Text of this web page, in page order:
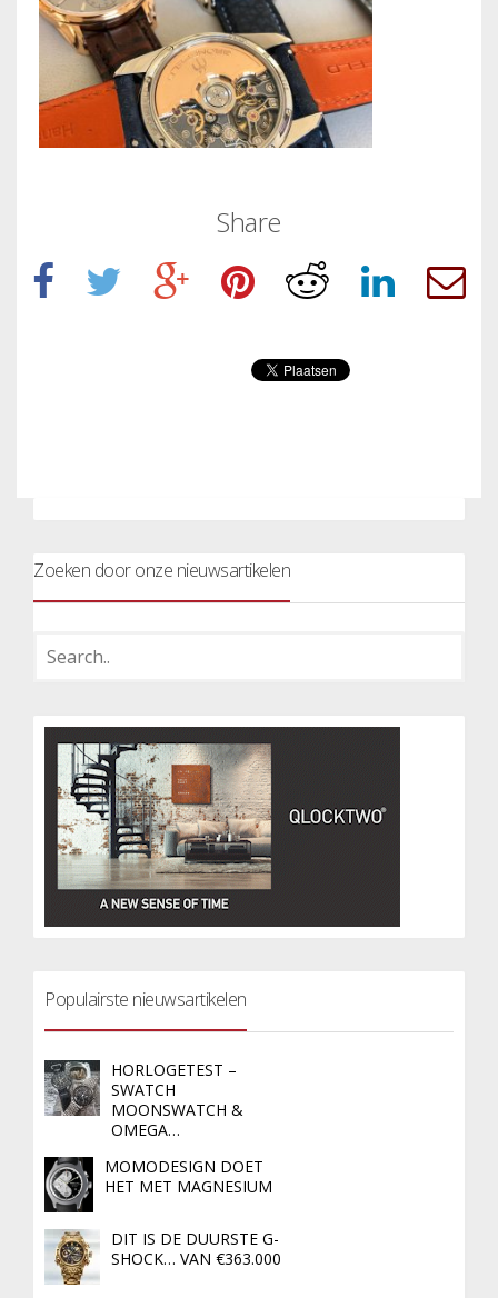
Share
Zoeken door onze nieuwsartikelen
Populairste nieuwsartikelen
HORLOGETEST –
SWATCH
MOONSWATCH &
OMEGA…
MOMODESIGN DOET
HET MET MAGNESIUM
DIT IS DE DUURSTE G-
SHOCK… VAN €363.000